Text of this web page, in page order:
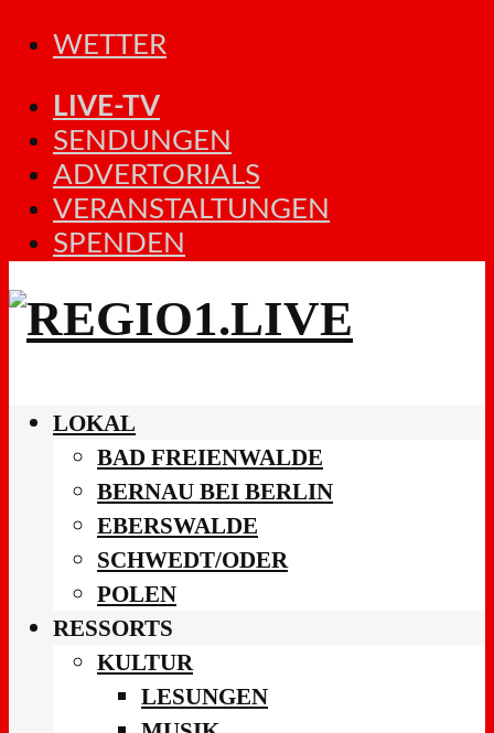
WETTER
LIVE-TV
SENDUNGEN
ADVERTORIALS
VERANSTALTUNGEN
SPENDEN
LOKAL
BAD FREIENWALDE
BERNAU BEI BERLIN
EBERSWALDE
SCHWEDT/ODER
POLEN
RESSORTS
KULTUR
LESUNGEN